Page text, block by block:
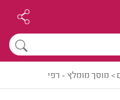
> מוסך מומלץ - רפי